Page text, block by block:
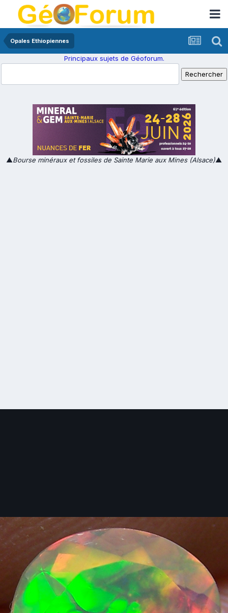
Opales Ethiopiennes
Principaux sujets de Géoforum.
▲Bourse minéraux et fossiles de Sainte Marie aux Mines (Alsace)▲